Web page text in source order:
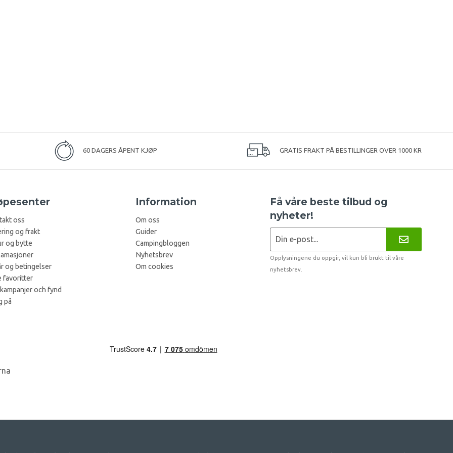
60 DAGERS ÅPENT KJØP GRATIS FRAKT PÅ BESTILLINGER OVER 1000 KR
oss
og frakt
og bytte
og betingelser
favoritter
och fynd
på
Information
Om oss
Guider
Campingbloggen
Nyhetsbrev
Om cookies
Få våre beste tilbud og
nyheter!
Opplysningene du oppgir, vil kun bli brukt til våre
nyhetsbrev.